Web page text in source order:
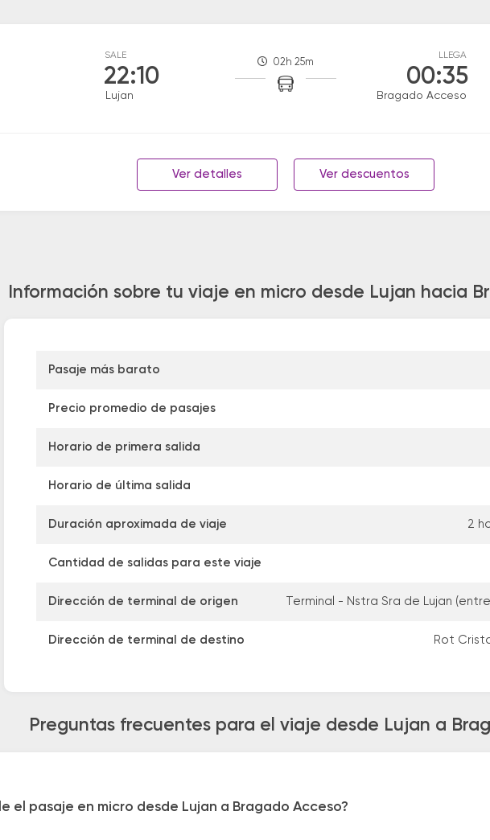
SALE
22:10
Lujan
02h 25m
LLEGA
00:35
Bragado Acceso
Ver detalles Ver descuentos
Información sobre tu viaje en micro desde Lujan hacia
Pasaje más barato
Precio promedio de pasajes
Horario de primera salida
Horario de última salida
Duración aproximada de viaje 2
Cantidad de salidas para este viaje
Dirección de terminal de origen Terminal - Nstra Sra de Lujan
Dirección de terminal de destino Rot
Preguntas frecuentes para el viaje desde Lujan a
el pasaje en micro desde Lujan a Bragado Acceso?